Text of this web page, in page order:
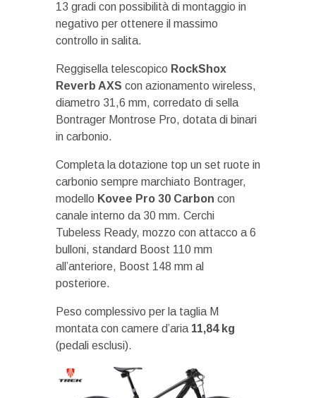
13 gradi con possibilità di montaggio in
negativo per ottenere il massimo
controllo in salita.
Reggisella telescopico RockShox
Reverb AXS con azionamento wireless,
diametro 31,6 mm, corredato di sella
Bontrager Montrose Pro, dotata di binari
in carbonio.
Completa la dotazione top un set ruote in
carbonio sempre marchiato Bontrager,
modello Kovee Pro 30 Carbon con
canale interno da 30 mm. Cerchi
Tubeless Ready, mozzo con attacco a 6
bulloni, standard Boost 110 mm
all’anteriore, Boost 148 mm al
posteriore.
Peso complessivo per la taglia M
montata con camere d’aria 11,84 kg
(pedali esclusi).